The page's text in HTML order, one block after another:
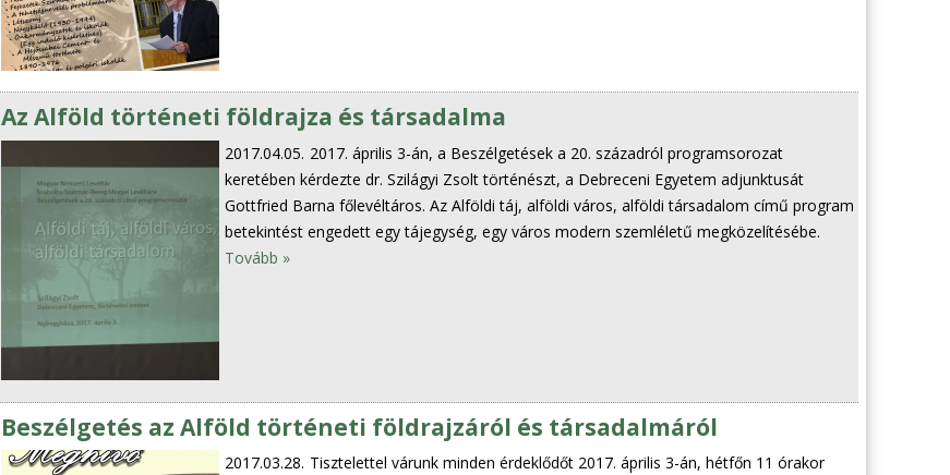
Az Alföld történeti földrajza és társadalma
2017.04.05. 2017. április 3-án, a Beszélgetések a 20. századról programsorozat
keretében kérdezte dr. Szilágyi Zsolt történészt, a Debreceni Egyetem adjunktusát
Gottfried Barna főlevéltáros. Az Alföldi táj, alföldi város, alföldi társadalom című program
betekintést engedett egy tájegység, egy város modern szemléletű megközelítésébe.
Tovább »
Beszélgetés az Alföld történeti földrajzáról és társadalmáról
2017.03.28. Tisztelettel várunk minden érdeklődőt 2017. április 3-án, hétfőn 11 órakor